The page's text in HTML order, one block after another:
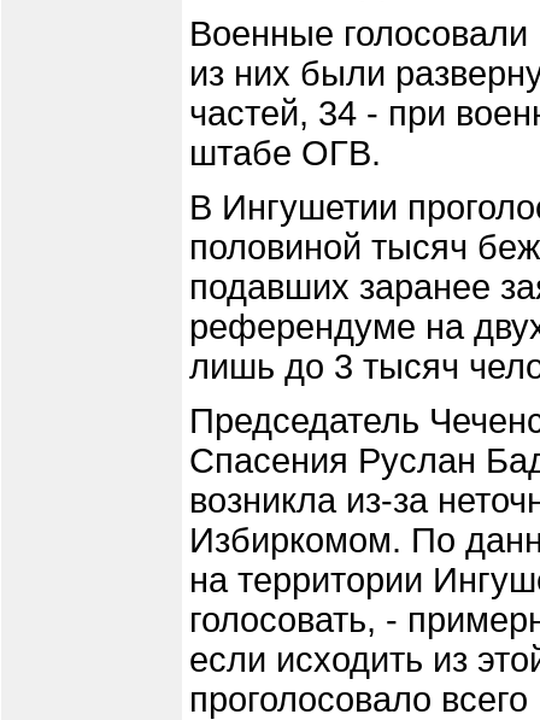
Военные голосовали
из них были
частей, 34 - при
штабе ОГВ.
В Ингушетии
половиной тысяч
подавших заранее
референдуме на
лишь до 3 тысяч
Председатель
Спасения Руслан
возникла из-за
Избиркомом. По
на территории
голосовать, -
если исходить из
проголосовало